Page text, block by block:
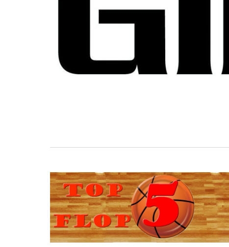
Serie A2, le protagoniste
della stagione 2025-26
08/08/2025